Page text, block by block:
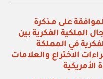
ملكي رقم (م / ١٢٧) الموافقة على مذكرة
الملكية الفكرية بين
في المملكة
الاختراع والعلامات
الأمريكية